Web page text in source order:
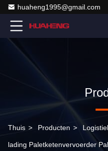
huaheng1995@gmail.com
Thuis > Producten >
lading Paletketenvervoerder